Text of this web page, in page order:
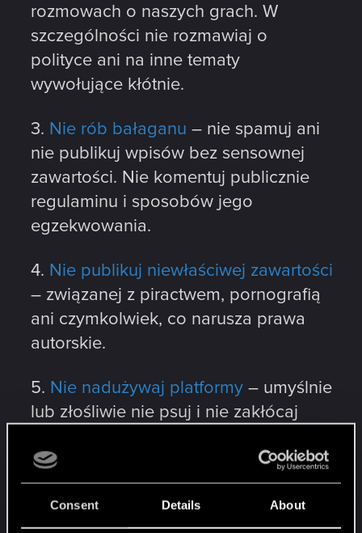
Consent Details About
rozmowach o naszych grach. W
szczególności nie rozmawiaj o
polityce ani na inne tematy
wywołujące kłótnie.
3. Nie rób bałaganu – nie spamuj ani
nie publikuj wpisów bez sensownej
zawartości. Nie komentuj publicznie
regulaminu i sposobów jego
egzekwowania.
4. Nie publikuj niewłaściwej zawartości
– związanej z piractwem, pornografią
ani czymkolwiek, co narusza prawa
autorskie.
5. Nie nadużywaj platformy – umyślnie
lub złośliwie nie psuj i nie zakłócaj
się pod naszych pracowników.
Tak, to takie proste!